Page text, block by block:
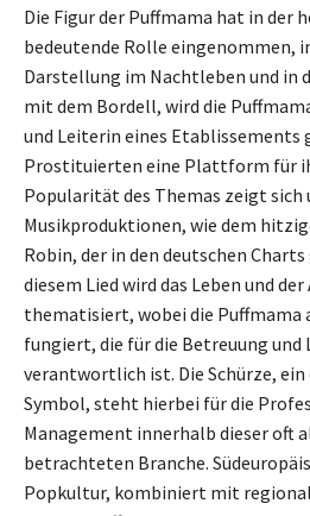
Die Figur der Puffmama hat in der
bedeutende Rolle eingenommen,
Darstellung im Nachtleben und in
mit dem Bordell, wird die
und Leiterin eines Etablissements
Prostituierten eine Plattform für
Popularität des Themas zeigt sich
Musikproduktionen, wie dem
Robin, der in den deutschen
diesem Lied wird das Leben und
thematisiert, wobei die Puffmama
fungiert, die für die Betreuung und
verantwortlich ist. Die Schürze,
Symbol, steht hierbei für die
Management innerhalb dieser oft
betrachteten Branche.
Popkultur, kombiniert mit